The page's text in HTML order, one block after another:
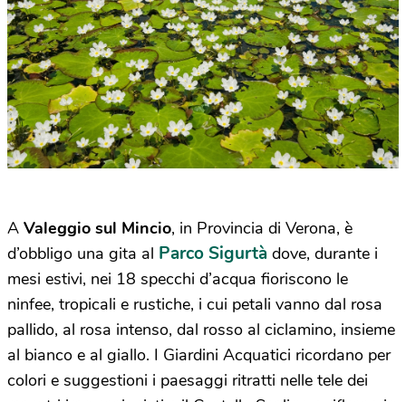
A Valeggio sul Mincio, in Provincia di Verona, è
d’obbligo una gita al Parco Sigurtà dove, durante i
mesi estivi, nei 18 specchi d’acqua fioriscono le
ninfee, tropicali e rustiche, i cui petali vanno dal rosa
pallido, al rosa intenso, dal rosso al ciclamino, insieme
al bianco e al giallo. I Giardini Acquatici ricordano per
colori e suggestioni i paesaggi ritratti nelle tele dei